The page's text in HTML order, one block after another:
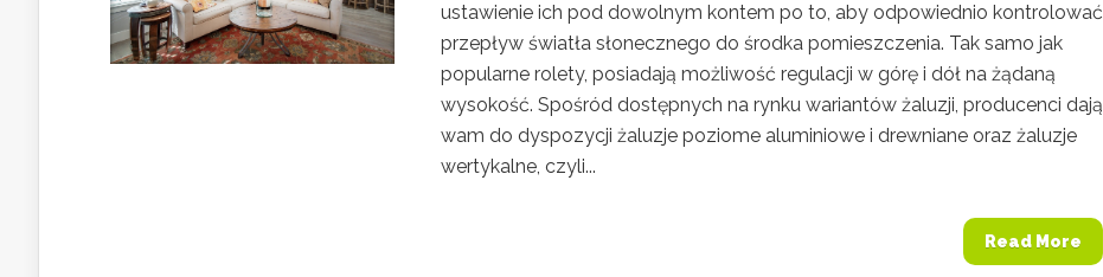
ustawienie ich pod dowolnym kontem po to, aby odpowiednio kontrolować
przepływ światła słonecznego do środka pomieszczenia. Tak samo jak
popularne rolety, posiadają możliwość regulacji w górę i dół na żądaną
wysokość. Spośród dostępnych na rynku wariantów żaluzji, producenci dają
wam do dyspozycji żaluzje poziome aluminiowe i drewniane oraz żaluzje
wertykalne, czyli...
Read More